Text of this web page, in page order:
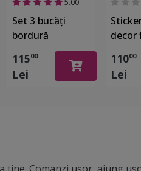
Set 3 bucăţi
bordură
decorativă
autoadezivă,
Folina,
11500
Lei
decor
11000
Lei